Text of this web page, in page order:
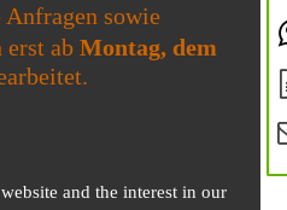
Anfragen sowie
erst abMontag, dem
and the interest in our